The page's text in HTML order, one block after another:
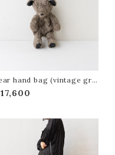
hand bag (vintage gre